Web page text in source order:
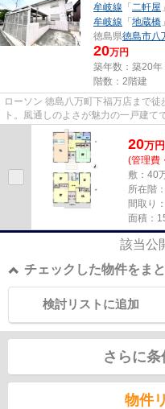
牟岐線 「 二軒屋
牟岐線 「 地蔵橋
徳島県徳島市八
20万円
築年数：築20年
階数：2階建
ローソン 徳島八万町下福万店まで
ト。風通しのよさが魅力の一戸建
戸建ての物件です。これから徳...
20万円
(管理費
敷：40
所在階
間取り
面積：
該当公
チェックした物件をま
検討リストに追加
さらに
物件